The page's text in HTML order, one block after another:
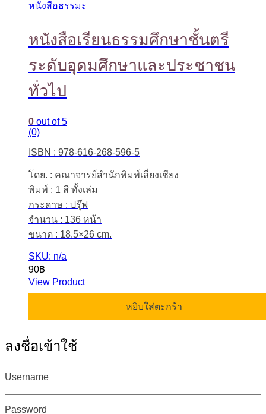
หนังสือธรรมะ
หนังสือเรียนธรรมศึกษาชั้นตรี
ระดับอุดมศึกษาและประชาชน
ทั่วไป
0 out of 5
(0)
ISBN : 978-616-268-596-5
โดย. : คณาจารย์สำนักพิมพ์เลี่ยงเชียง
พิมพ์ : 1 สี ทั้งเล่ม
กระดาษ : ปรุ๊ฟ
จำนวน : 136 หน้า
ขนาด : 18.5×26 cm.
SKU: n/a
90฿
View Product
หยิบใส่ตะกร้า
ลงชื่อเข้าใช้
Username
Password